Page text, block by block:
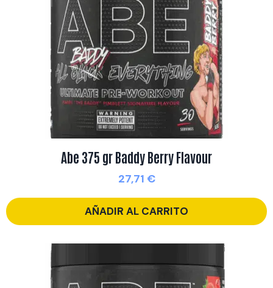
Abe 375 gr Baddy Berry Flavour
27,71 €
AÑADIR AL CARRITO